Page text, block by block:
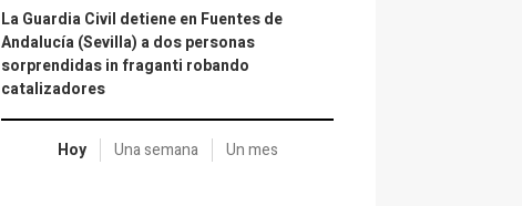
La Guardia Civil detiene en Fuentes de
Andalucía (Sevilla) a dos personas
sorprendidas in fraganti robando
catalizadores
Hoy Una semana Un mes